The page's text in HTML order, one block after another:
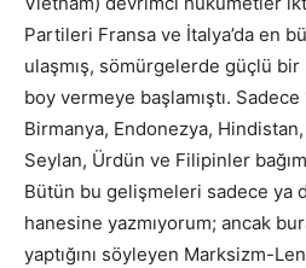
Partileri Fransa ve İtalya’da en
ulaşmış, sömürgelerde güçlü
boy vermeye başlamıştı. Sadece
Birmanya, Endonezya,
Seylan, Ürdün ve Filipinler
Bütün bu gelişmeleri sadece ya
hanesine yazmıyorum; ancak
yaptığını söyleyen Marksizm-